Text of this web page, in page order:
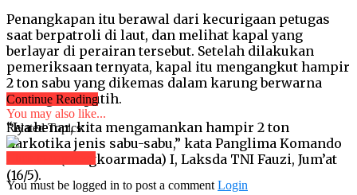
Penangkapan itu berawal dari kecurigaan petugas
saat berpatroli di laut, dan melihat kapal yang
berlayar di perairan tersebut. Setelah dilakukan
pemeriksaan ternyata, kapal itu mengangkut hampir
2 ton sabu yang dikemas dalam karung berwarna
kuning dan putih.
“Iya benar, kita mengamankan hampir 2 ton
narkotika jenis sabu-sabu,” kata Panglima Komando
Armada (Pangkoarmada) I, Laksda TNI Fauzi, Jum’at
(16/5).
Continue Reading
You may also like...
Related Topics:
You must be logged in to post a comment Login